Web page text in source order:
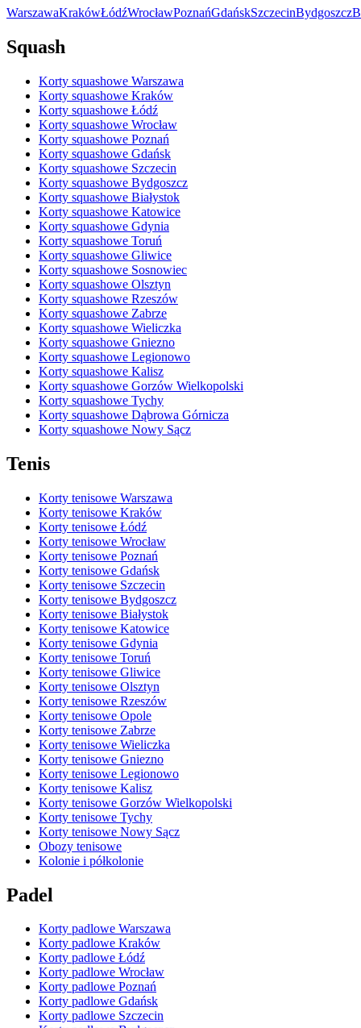
WarszawaKrakówŁódźWrocławPoznańGdańskSzczecinBydgoszcz
Squash
Korty squashowe Warszawa
Korty squashowe Kraków
Korty squashowe Łódź
Korty squashowe Wrocław
Korty squashowe Poznań
Korty squashowe Gdańsk
Korty squashowe Szczecin
Korty squashowe Bydgoszcz
Korty squashowe Białystok
Korty squashowe Katowice
Korty squashowe Gdynia
Korty squashowe Toruń
Korty squashowe Gliwice
Korty squashowe Sosnowiec
Korty squashowe Olsztyn
Korty squashowe Rzeszów
Korty squashowe Zabrze
Korty squashowe Wieliczka
Korty squashowe Gniezno
Korty squashowe Legionowo
Korty squashowe Kalisz
Korty squashowe Gorzów Wielkopolski
Korty squashowe Tychy
Korty squashowe Dąbrowa Górnicza
Korty squashowe Nowy Sącz
Tenis
Korty tenisowe Warszawa
Korty tenisowe Kraków
Korty tenisowe Łódź
Korty tenisowe Wrocław
Korty tenisowe Poznań
Korty tenisowe Gdańsk
Korty tenisowe Szczecin
Korty tenisowe Bydgoszcz
Korty tenisowe Białystok
Korty tenisowe Katowice
Korty tenisowe Gdynia
Korty tenisowe Toruń
Korty tenisowe Gliwice
Korty tenisowe Olsztyn
Korty tenisowe Rzeszów
Korty tenisowe Opole
Korty tenisowe Zabrze
Korty tenisowe Wieliczka
Korty tenisowe Gniezno
Korty tenisowe Legionowo
Korty tenisowe Kalisz
Korty tenisowe Gorzów Wielkopolski
Korty tenisowe Tychy
Korty tenisowe Nowy Sącz
Obozy tenisowe
Kolonie i półkolonie
Padel
Korty padlowe Warszawa
Korty padlowe Kraków
Korty padlowe Łódź
Korty padlowe Wrocław
Korty padlowe Poznań
Korty padlowe Gdańsk
Korty padlowe Szczecin